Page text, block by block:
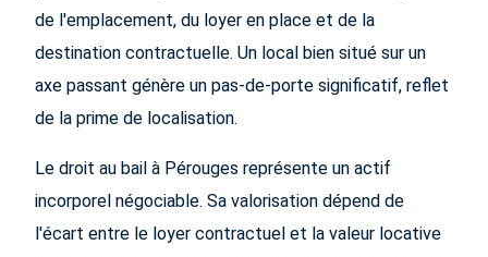
de l'emplacement, du loyer en place et de la
destination contractuelle. Un local bien situé sur un
axe passant génère un pas-de-porte significatif, reflet
de la prime de localisation.
Le droit au bail à Pérouges représente un actif
incorporel négociable. Sa valorisation dépend de
l'écart entre le loyer contractuel et la valeur locative